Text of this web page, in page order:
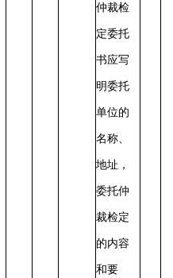
仲裁检
定委托
书应写
明委托
单位的
名称、
地址，
委托仲
裁检定
的内容
和要